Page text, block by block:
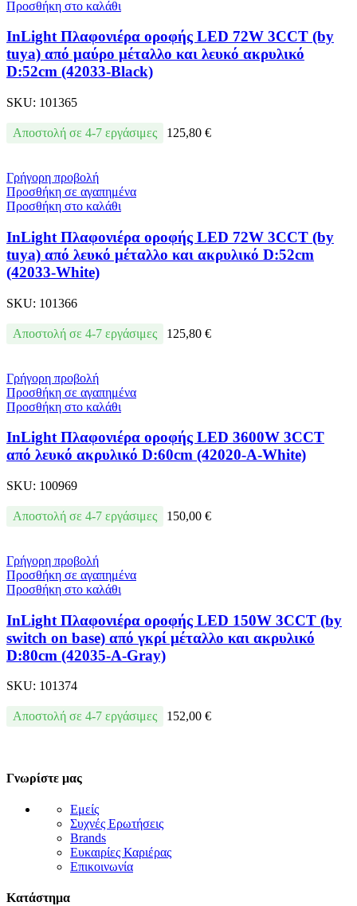
Προσθήκη στο καλάθι
InLight Πλαφονιέρα οροφής LED 72W 3CCT (by
tuya) από μαύρο μέταλλο και λευκό ακρυλικό
D:52cm (42033-Black)
SKU: 101365
Αποστολή σε 4-7 εργάσιμες 125,80 €
Γρήγορη προβολή
Προσθήκη σε αγαπημένα
Προσθήκη στο καλάθι
InLight Πλαφονιέρα οροφής LED 72W 3CCT (by
tuya) από λευκό μέταλλο και ακρυλικό D:52cm
(42033-White)
SKU: 101366
Αποστολή σε 4-7 εργάσιμες 125,80 €
Γρήγορη προβολή
Προσθήκη σε αγαπημένα
Προσθήκη στο καλάθι
InLight Πλαφονιέρα οροφής LED 3600W 3CCT
από λευκό ακρυλικό D:60cm (42020-A-White)
SKU: 100969
Αποστολή σε 4-7 εργάσιμες 150,00 €
Γρήγορη προβολή
Προσθήκη σε αγαπημένα
Προσθήκη στο καλάθι
InLight Πλαφονιέρα οροφής LED 150W 3CCT (by
switch on base) από γκρί μέταλλο και ακρυλικό
D:80cm (42035-A-Gray)
SKU: 101374
Αποστολή σε 4-7 εργάσιμες 152,00 €
Γνωρίστε μας
Εμείς
Συχνές Ερωτήσεις
Brands
Ευκαιρίες Καριέρας
Επικοινωνία
Κατάστημα